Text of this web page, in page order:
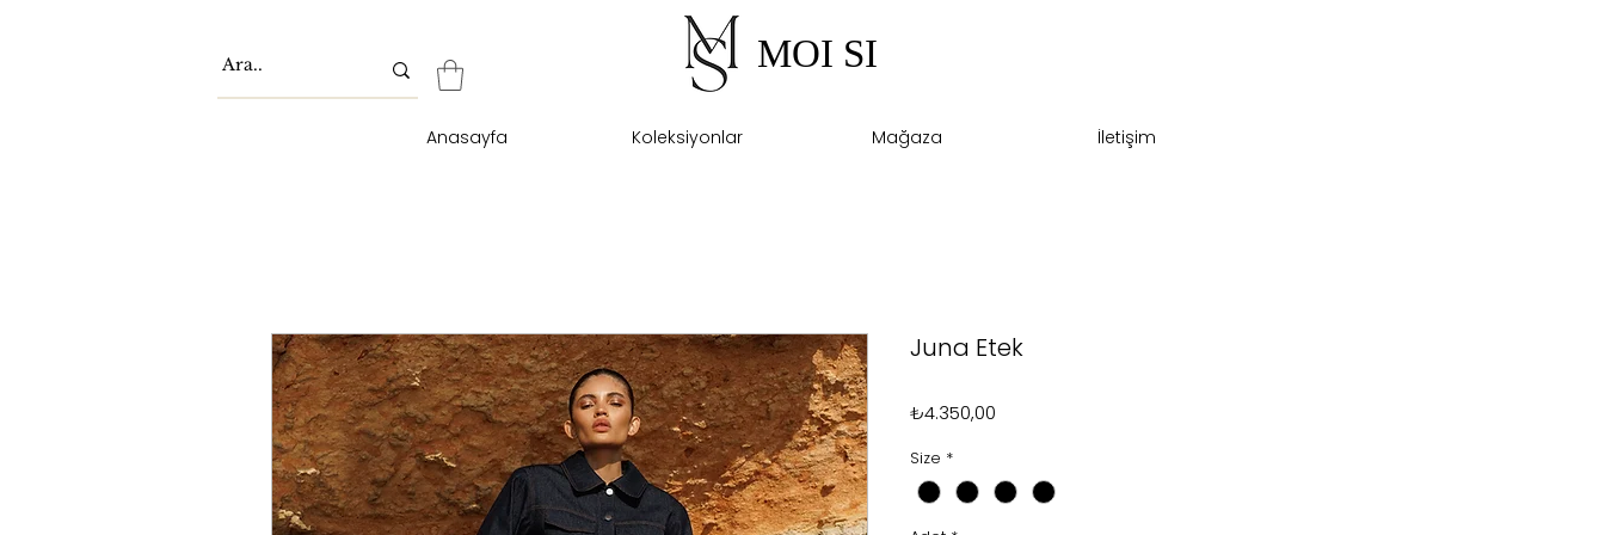
MOI SI
Anasayfa Koleksiyonlar Mağaza İletişim
Juna Etek
₺4.350,00
Size *